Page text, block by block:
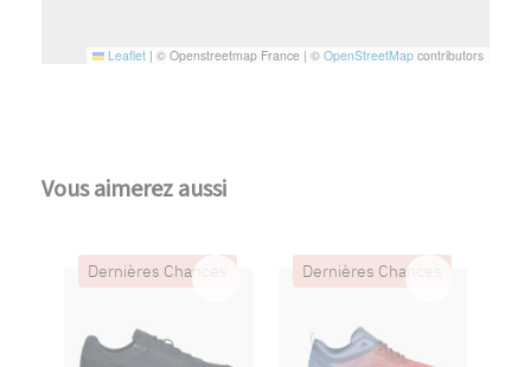
Leaflet | © Openstreetmap France | © OpenStreetMap contributors
Vous aimerez aussi
Dernières Chances Dernières Chances